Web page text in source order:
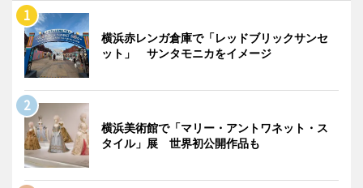
横浜赤レンガ倉庫で「レッドブリックサンセ
ット」 サンタモニカをイメージ
横浜美術館で「マリー・アントワネット・ス
タイル」展 世界初公開作品も